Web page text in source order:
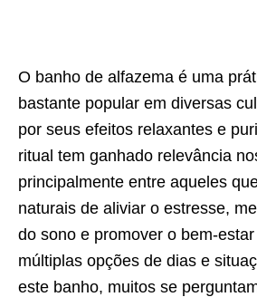
O banho de alfazema é uma
bastante popular em diversas
por seus efeitos relaxantes e
ritual tem ganhado relevância
principalmente entre aqueles
naturais de aliviar o estresse,
do sono e promover o bem-
múltiplas opções de dias e
este banho, muitos se